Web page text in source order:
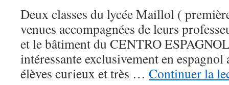
Deux classes du lycée Maillol (
venues accompagnées de leurs
et le bâtiment du CENTRO
intéressante exclusivement en espagnol
élèves curieux et très … Continuer la